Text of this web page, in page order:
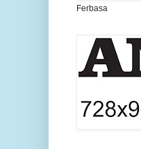
Ferbasa